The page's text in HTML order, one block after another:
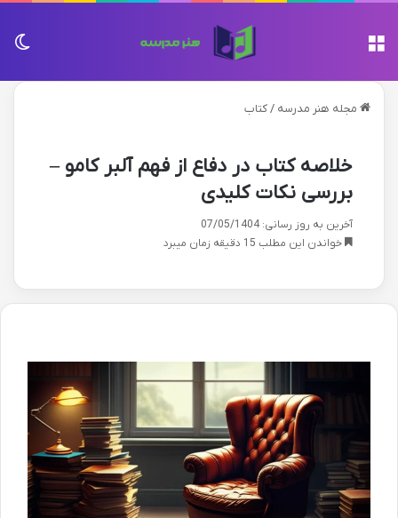
مجله هنر مدرسه /کتاب
خلاصه کتاب در دفاع از فهم آلبر کامو –
بررسی نکات کلیدی
آخرین به روز رسانی: 07/05/1404
خواندن این مطلب 15 دقیقه زمان میبرد